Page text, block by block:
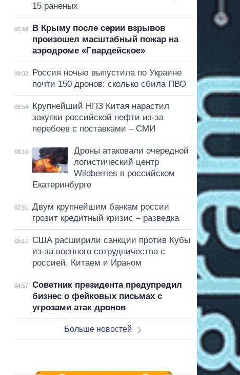
15 раненых
09:58
В Крыму после серии взрывов
произошел масштабный пожар на
аэродроме «Гвардейское»
09:32
Россия ночью выпустила по Украине
почти 150 дронов: сколько сбила ПВО
08:54
Крупнейший НПЗ Китая нарастил
закупки российской нефти из-за
перебоев с поставками – СМИ
08:16
Дроны атаковали очередной
логистический центр
Wildberries в российском
Екатеринбурге
07:51
Двум крупнейшим банкам россии
грозит кредитный кризис – разведка
05:17
США расширили санкции против Кубы
из-за военного сотрудничества с
россией, Китаем и Ираном
04:57
Советник президента предупредил
бизнес о фейковых письмах с
угрозами атак дронов
Больше новостей